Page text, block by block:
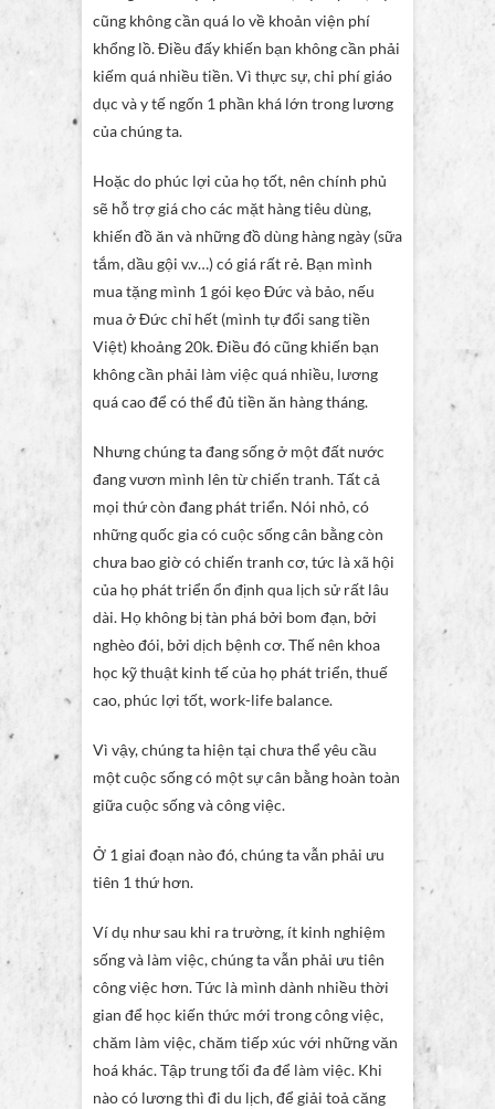
cũng không cần quá lo về khoản viện phí
khổng lồ. Điều đấy khiến bạn không cần phải
kiếm quá nhiều tiền. Vì thực sự, chi phí giáo
dục và y tế ngốn 1 phần khá lớn trong lương
của chúng ta.
Hoặc do phúc lợi của họ tốt, nên chính phủ
sẽ hỗ trợ giá cho các mặt hàng tiêu dùng,
khiến đồ ăn và những đồ dùng hàng ngày (sữa
tắm, dầu gội v.v…) có giá rất rẻ. Bạn mình
mua tặng mình 1 gói kẹo Đức và bảo, nếu
mua ở Đức chỉ hết (mình tự đổi sang tiền
Việt) khoảng 20k. Điều đó cũng khiến bạn
không cần phải làm việc quá nhiều, lương
quá cao để có thể đủ tiền ăn hàng tháng.
Nhưng chúng ta đang sống ở một đất nước
đang vươn mình lên từ chiến tranh. Tất cả
mọi thứ còn đang phát triển. Nói nhỏ, có
những quốc gia có cuộc sống cân bằng còn
chưa bao giờ có chiến tranh cơ, tức là xã hội
của họ phát triển ổn định qua lịch sử rất lâu
dài. Họ không bị tàn phá bởi bom đạn, bởi
nghèo đói, bởi dịch bệnh cơ. Thế nên khoa
học kỹ thuật kinh tế của họ phát triển, thuế
cao, phúc lợi tốt, work-life balance.
Vì vậy, chúng ta hiện tại chưa thể yêu cầu
một cuộc sống có một sự cân bằng hoàn toàn
giữa cuộc sống và công việc.
Ở 1 giai đoạn nào đó, chúng ta vẫn phải ưu
tiên 1 thứ hơn.
Ví dụ như sau khi ra trường, ít kinh nghiệm
sống và làm việc, chúng ta vẫn phải ưu tiên
công việc hơn. Tức là mình dành nhiều thời
gian để học kiến thức mới trong công việc,
chăm làm việc, chăm tiếp xúc với những văn
hoá khác. Tập trung tối đa để làm việc. Khi
nào có lương thì đi du lịch, để giải toả căng